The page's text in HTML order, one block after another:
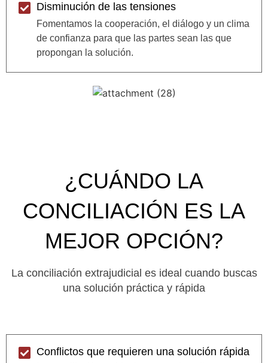
Disminución de las tensiones
Fomentamos la cooperación, el diálogo y un clima
de confianza para que las partes sean las que
propongan la solución.
¿CUÁNDO LA
CONCILIACIÓN ES LA
MEJOR OPCIÓN?
La conciliación extrajudicial es ideal cuando buscas
una solución práctica y rápida
Conflictos que requieren una solución rápida